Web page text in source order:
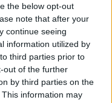
the below opt-out
note that after your
continue seeing
information utilized by
third parties prior to
out of the further
by third parties on the
This information may